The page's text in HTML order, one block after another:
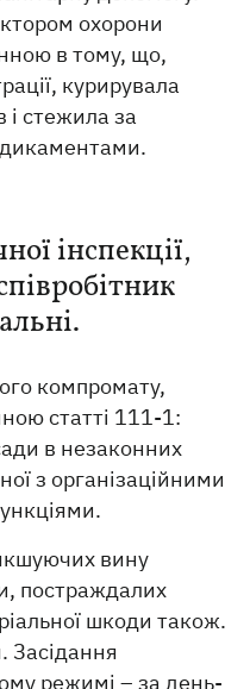
охорони
в тому, що,
курирувала
і стежила за
інспекції,
компромату,
статті 111-1:
в незаконних
з організаційними
вину
постраждалих
шкоди також.
Засідання
режимі – за день-